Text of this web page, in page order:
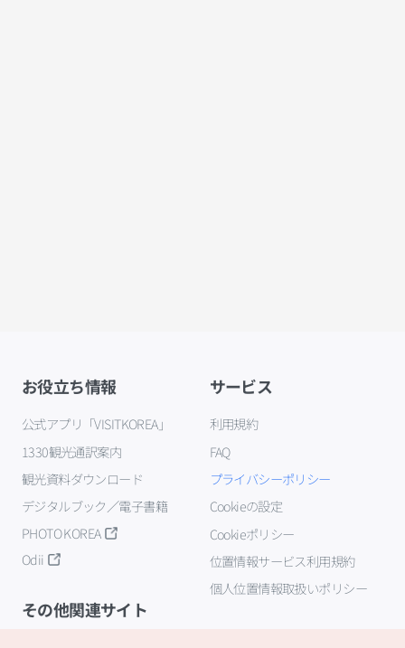
お役立ち情報
公式アプリ「VISITKOREA」
1330観光通訳案内
観光資料ダウンロード
デジタルブック／電子書籍
PHOTO KOREA
Odii
サービス
利用規約
FAQ
プライバシーポリシー
Cookieの設定
Cookieポリシー
位置情報サービス利用規約
個人位置情報取扱いポリシー
その他関連サイト